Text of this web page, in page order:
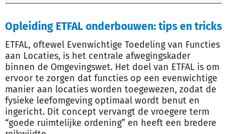
Opleiding ETFAL onderbouwen: tips en tricks
ETFAL, oftewel Evenwichtige Toedeling van Functies
aan Locaties, is het centrale afwegingskader
binnen de Omgevingswet. Het doel van ETFAL is om
ervoor te zorgen dat functies op een evenwichtige
manier aan locaties worden toegewezen, zodat de
fysieke leefomgeving optimaal wordt benut en
ingericht. Dit concept vervangt de vroegere term
“goede ruimtelijke ordening” en heeft een bredere